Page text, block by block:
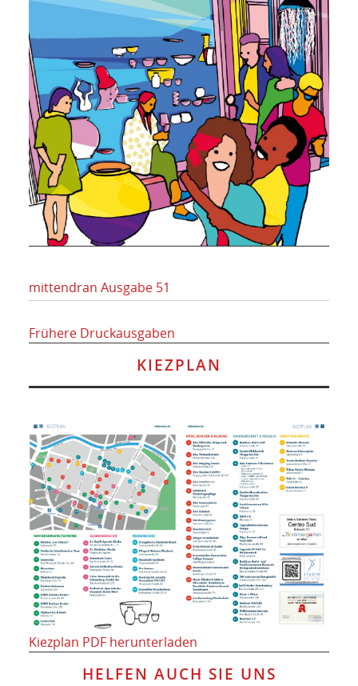
mittendran Ausgabe 51
Frühere Druckausgaben
KIEZPLAN
Kiezplan PDF herunterladen
HELFEN AUCH SIE UNS